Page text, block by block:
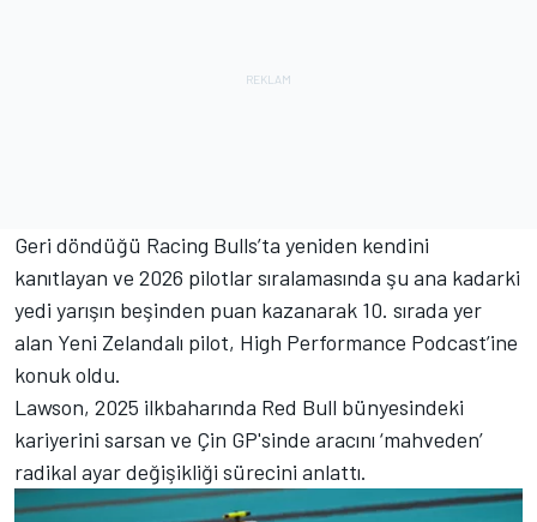
Geri döndüğü Racing Bulls’ta yeniden kendini
kanıtlayan ve 2026 pilotlar sıralamasında şu ana kadarki
yedi yarışın beşinden puan kazanarak 10. sırada yer
alan Yeni Zelandalı pilot, High Performance Podcast’ine
konuk oldu.
Lawson, 2025 ilkbaharında Red Bull bünyesindeki
kariyerini sarsan ve Çin GP'sinde aracını ‘mahveden’
radikal ayar değişikliği sürecini anlattı.